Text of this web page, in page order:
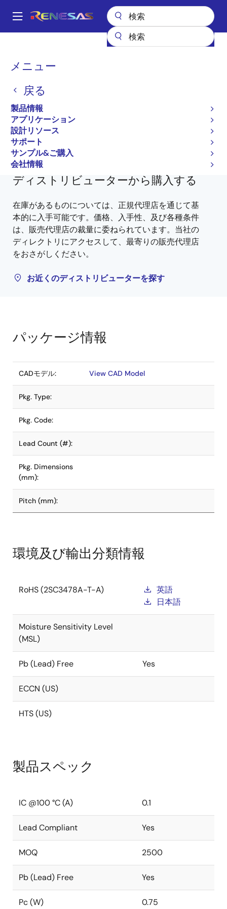
ン
Main
メニュー
戻る
製品情報
アプリケーション
設計リソース
サポート
サンプル&ご購入
会社情報
パ
く
ず
2SC3478A 2SC3478A-T-A
2SC3478A-T-A
廃止品
Bipolar Power Transistors
2SC3478,3478A Data Sheet
2SC3478A に関するすべての情報
ディストリビューターから購入する
在庫があるものについては、正規代理店を通じて基
本的に入手可能です。価格、入手性、及び各種条件
は、販売代理店の裁量に委ねられています。当社の
ディレクトリにアクセスして、最寄りの販売代理店
をおさがしください。
お近くのディストリビューターを探す
パッケージ情報
CADモデル: View CAD Model
Pkg. Type:
Pkg. Code:
Lead Count (#):
Pkg. Dimensions
(mm):
Pitch (mm):
環境及び輸出分類情報
RoHS (2SC3478A-T-A)
英語
日本語
Moisture Sensitivity Level
(MSL)
Pb (Lead) Free Yes
ECCN (US)
HTS (US)
製品スペック
IC @100 °C (A) 0.1
Lead Compliant Yes
MOQ 2500
Pb (Lead) Free Yes
Pc (W) 0.75